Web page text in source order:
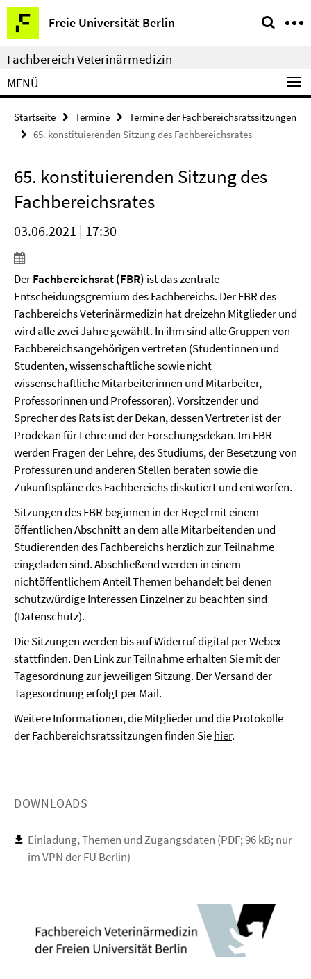
Springe
direkt
zu
Inhalt
Freie Universität Berlin
Service-
Navigation
Fachbereich Veterinärmedizin
MENÜ
Startseite Termine
Termine der Fachbereichsratssitzungen
65. konstituierenden Sitzung des Fachbereichsrates
65. konstituierenden Sitzung des
Fachbereichsrates
03.06.2021 | 17:30
DerFachbereichsrat (FBR) ist das zentrale
Entscheidungsgremium des Fachbereichs. Der FBR des
Fachbereichs Veterinärmedizin hat dreizehn Mitglieder und
wird alle zwei Jahre gewählt. In ihm sind alle Gruppen von
Fachbereichsangehörigen vertreten (Studentinnen und
Studenten, wissenschaftliche sowie nicht
wissenschaftliche Mitarbeiterinnen und Mitarbeiter,
Professorinnen und Professoren). Vorsitzender und
Sprecher des Rats ist der Dekan, dessen Vertreter ist der
Prodekan für Lehre und der Forschungsdekan. Im FBR
werden Fragen der Lehre, des Studiums, der Besetzung von
Professuren und anderen Stellen beraten sowie die
Zukunftspläne des Fachbereichs diskutiert und entworfen.
Sitzungen des FBR beginnen in der Regel mit einem
öffentlichen Abschnitt an dem alle Mitarbeitenden und
Studierenden des Fachbereichs herzlich zur Teilnahme
eingeladen sind. Abschließend werden in einem
nichtöffentlichem Anteil Themen behandelt bei denen
schutzwürdige Interessen Einzelner zu beachten sind
(Datenschutz).
Die Sitzungen werden bis auf Widerruf digital per Webex
stattfinden. Den Link zur Teilnahme erhalten Sie mit der
Tagesordnung zur jeweiligen Sitzung. Der Versand der
Tagesordnung erfolgt per Mail.
Weitere Informationen, die Mitglieder und die Protokolle
der Fachbereichsratssitzungen finden Siehier.
DOWNLOADS
Einladung, Themen und Zugangsdaten (PDF; 96 kB; nur
im VPN der FU Berlin)